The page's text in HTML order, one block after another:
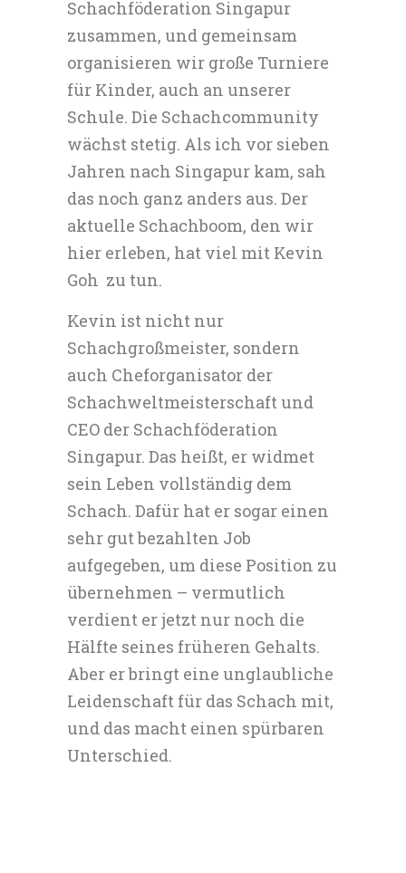
Schachföderation Singapur
zusammen, und gemeinsam
organisieren wir große Turniere
für Kinder, auch an unserer
Schule. Die Schachcommunity
wächst stetig. Als ich vor sieben
Jahren nach Singapur kam, sah
das noch ganz anders aus. Der
aktuelle Schachboom, den wir
hier erleben, hat viel mit Kevin
Goh zu tun.
Kevin ist nicht nur
Schachgroßmeister, sondern
auch Cheforganisator der
Schachweltmeisterschaft und
CEO der Schachföderation
Singapur. Das heißt, er widmet
sein Leben vollständig dem
Schach. Dafür hat er sogar einen
sehr gut bezahlten Job
aufgegeben, um diese Position zu
übernehmen – vermutlich
verdient er jetzt nur noch die
Hälfte seines früheren Gehalts.
Aber er bringt eine unglaubliche
Leidenschaft für das Schach mit,
und das macht einen spürbaren
Unterschied.